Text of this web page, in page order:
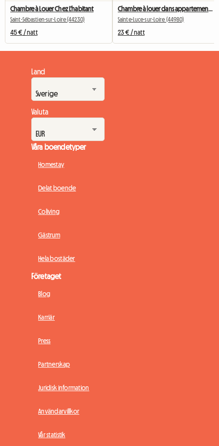
Chambre à Louer Chez L'habitant
Saint-Sébastien-sur-Loire (44230)
45 € / natt
Sainte-Luce-sur-Loire (44980)
23 € / natt
Land
Valuta
Våra boendetyper
Homestay
Delat boende
Coliving
Gästrum
Hela bostäder
Företaget
Blog
Karriär
Press
Partnerskap
Juridisk information
Användarvillkor
Vår statistik